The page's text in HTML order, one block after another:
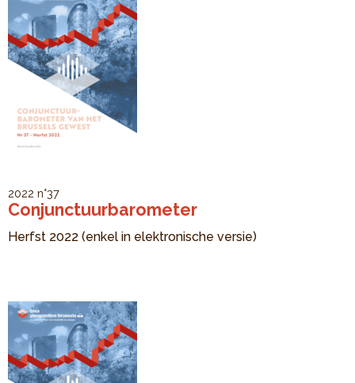
2022 n°37
Conjunctuurbarometer
Herfst 2022 (enkel in elektronische versie)